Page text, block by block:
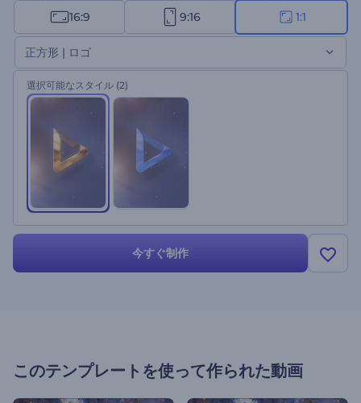
ーのイントロ動画、クリスマスのテレビコマーシャル、プレゼンのオープ
ニング、その他多くのクリエイティブなプロジェクトに適しています。今
すぐ試してみてください。
16:9 9:16 1:1
正方形 | ロゴ
選択可能なスタイル (2)
今すぐ制作
このテンプレートを使って作られた動画